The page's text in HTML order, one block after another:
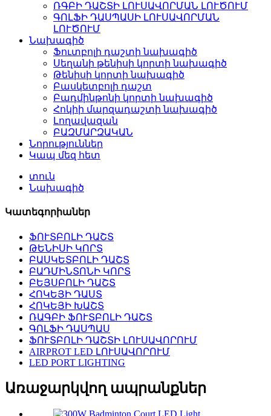
ՌԳԲԻ ԴԱՇՏԻ ԼՈՒՍԱՎՈՐՄԱՆ ԼՈՒԾՈՒՄ
ԳՈԼՖԻ ԴԱՍՊԱՍԻ ԼՈՒՍԱՎՈՐՄԱՆ
ԼՈՒԾՈՒՄ
Նախագիծ
Ֆուտբոլի դաշտի նախագիծ
Սեղանի թենիսի կորտի նախագիծ
Թենիսի կորտի նախագիծ
Բասկետբոլի դաշտ
Բադմինթոնի կորտի նախագիծ
Հոկիի մարզադաշտի նախագիծ
Լողավազան
ԲԱԶՄԱՐԶԱԿԱՆ
Նորություններ
Կապ մեզ հետ
տուն
Նախագիծ
Կատեգորիաներ
ՖՈՒՏԲՈԼԻ ԴԱՇՏ
ԹԵՆԻՍԻ ԿՈՐՏ
ԲԱՍԿԵՏԲՈԼԻ ԴԱՇՏ
ԲԱԴՄԻՆՏՈՆԻ ԿՈՐՏ
ԲԵՅՍԲՈԼԻ ԴԱՇՏ
ՀՈԿԵՅԻ ԴԱՍՏ
ՀՈԿԵՅԻ ԽԱՇՏ
ՌԱԳԲԻ ՖՈՒՏԲՈԼԻ ԴԱՇՏ
ԳՈԼՖԻ ԴԱՍՊԱՍ
ՖՈՒՏԲՈԼԻ ԴԱՇՏԻ ԼՈՒՍԱՎՈՐՈՒՄ
AIRPROT LED ԼՈՒՍԱՎՈՐՈՒՄ
LED PORT LIGHTING
Առաջարկվող ապրանքներ